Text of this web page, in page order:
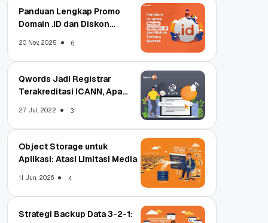
Panduan Lengkap Promo
Domain .ID dan Diskon
20 Nov, 2025 6
Qwords Jadi Registrar
Terakreditasi ICANN, Apa
27 Jul, 2022 3
Object Storage untuk
Aplikasi: Atasi Limitasi Media
11 Jun, 2026 4
Strategi Backup Data 3-2-1: